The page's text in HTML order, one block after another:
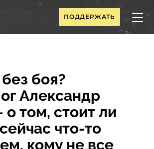
ПОДДЕРЖАТЬ
боя?
Александр
том, стоит ли
что-то
кому не все